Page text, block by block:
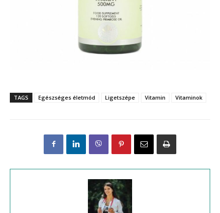
TAGS Egészséges életmód Ligetszépe Vitamin Vitaminok